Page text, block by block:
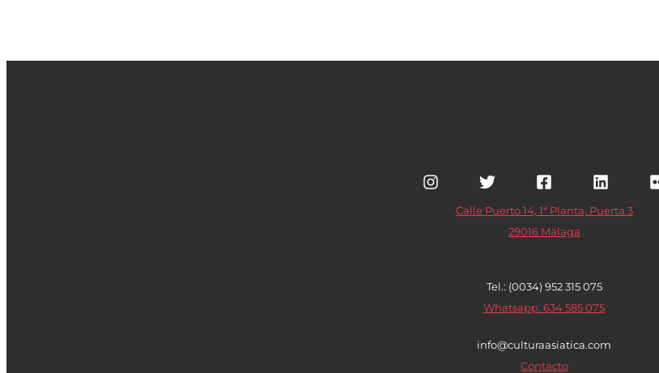
Calle Puerto 14, 1ª Planta, Puerta 3
29016 Málaga
Tel.: (0034) 952 315 075
Whatsapp: 634 585 075
info@culturaasiatica.com
Contacto